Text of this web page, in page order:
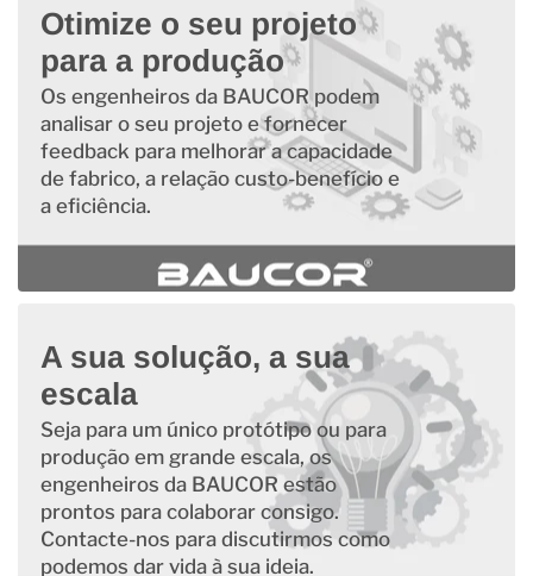
Otimize o seu projeto
para a produção
Os engenheiros da BAUCOR podem
analisar o seu projeto e fornecer
feedback para melhorar a capacidade
de fabrico, a relação custo-benefício e
a eficiência.
A sua solução, a sua
escala
Seja para um único protótipo ou para
produção em grande escala, os
engenheiros da BAUCOR estão
prontos para colaborar consigo.
Contacte-nos para discutirmos como
podemos dar vida à sua ideia.